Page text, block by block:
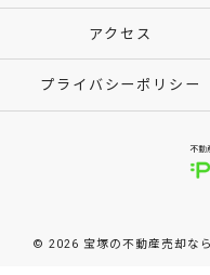
アクセス
プライバシーポリシー
© 2026 宝塚の不動産売却な